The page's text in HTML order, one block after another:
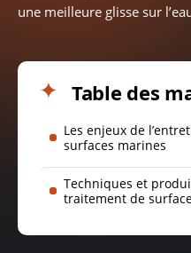
une meilleure glisse sur
Table des
Les enjeux de
surfaces marines
Techniques et
traitement de